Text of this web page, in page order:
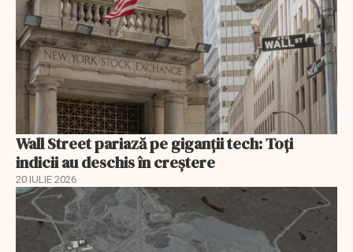
Wall Street pariază pe giganții tech: Toți
indicii au deschis în creștere
20 IULIE 2026